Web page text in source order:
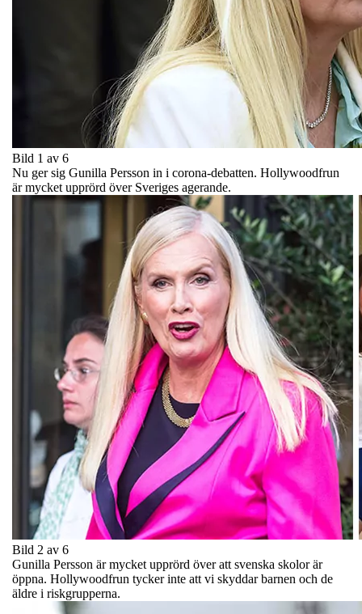
Bild 1 av 6
Nu ger sig Gunilla Persson in i corona-debatten. Hollywoodfrun
är mycket upprörd över Sveriges agerande.
Bild 2 av 6
Gunilla Persson är mycket upprörd över att svenska skolor är
öppna. Hollywoodfrun tycker inte att vi skyddar barnen och de
äldre i riskgrupperna.